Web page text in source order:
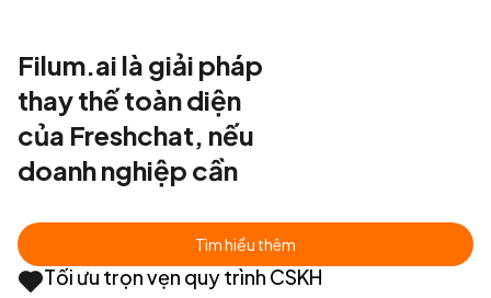
Filum.ai là giải pháp
thay thế toàn diện
của Freshchat, nếu
doanh nghiệp cần
Tìm hiểu thêm
Tối ưu trọn vẹn quy trình CSKH